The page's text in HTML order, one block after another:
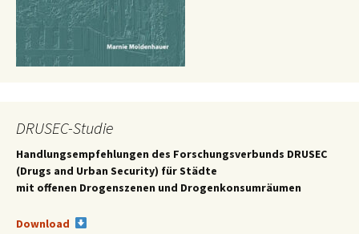
DRUSEC-Studie
Handlungsempfehlungen des Forschungsverbunds DRUSEC
(Drugs and Urban Security) für Städte
mit offenen Drogenszenen und Drogenkonsumräumen
Download